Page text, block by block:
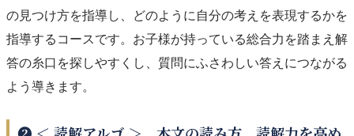
の見つけ方を指導し、どのように自分の考えを表現するかを
指導するコースです。お子様が持っている総合力を踏まえ解
答の糸口を探しやすくし、質問にふさわしい答えにつながる
よう導きます。